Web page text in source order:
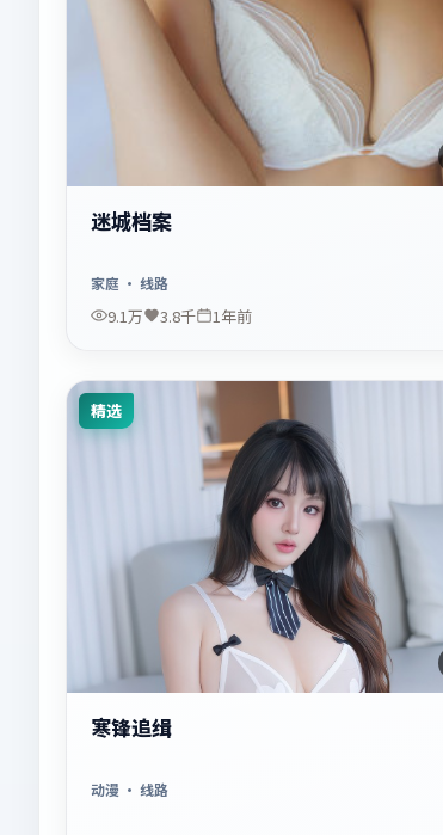
迷城档案
家庭 · 线路
9.1万 3.8千 1年前
精选
寒锋追缉
动漫 · 线路